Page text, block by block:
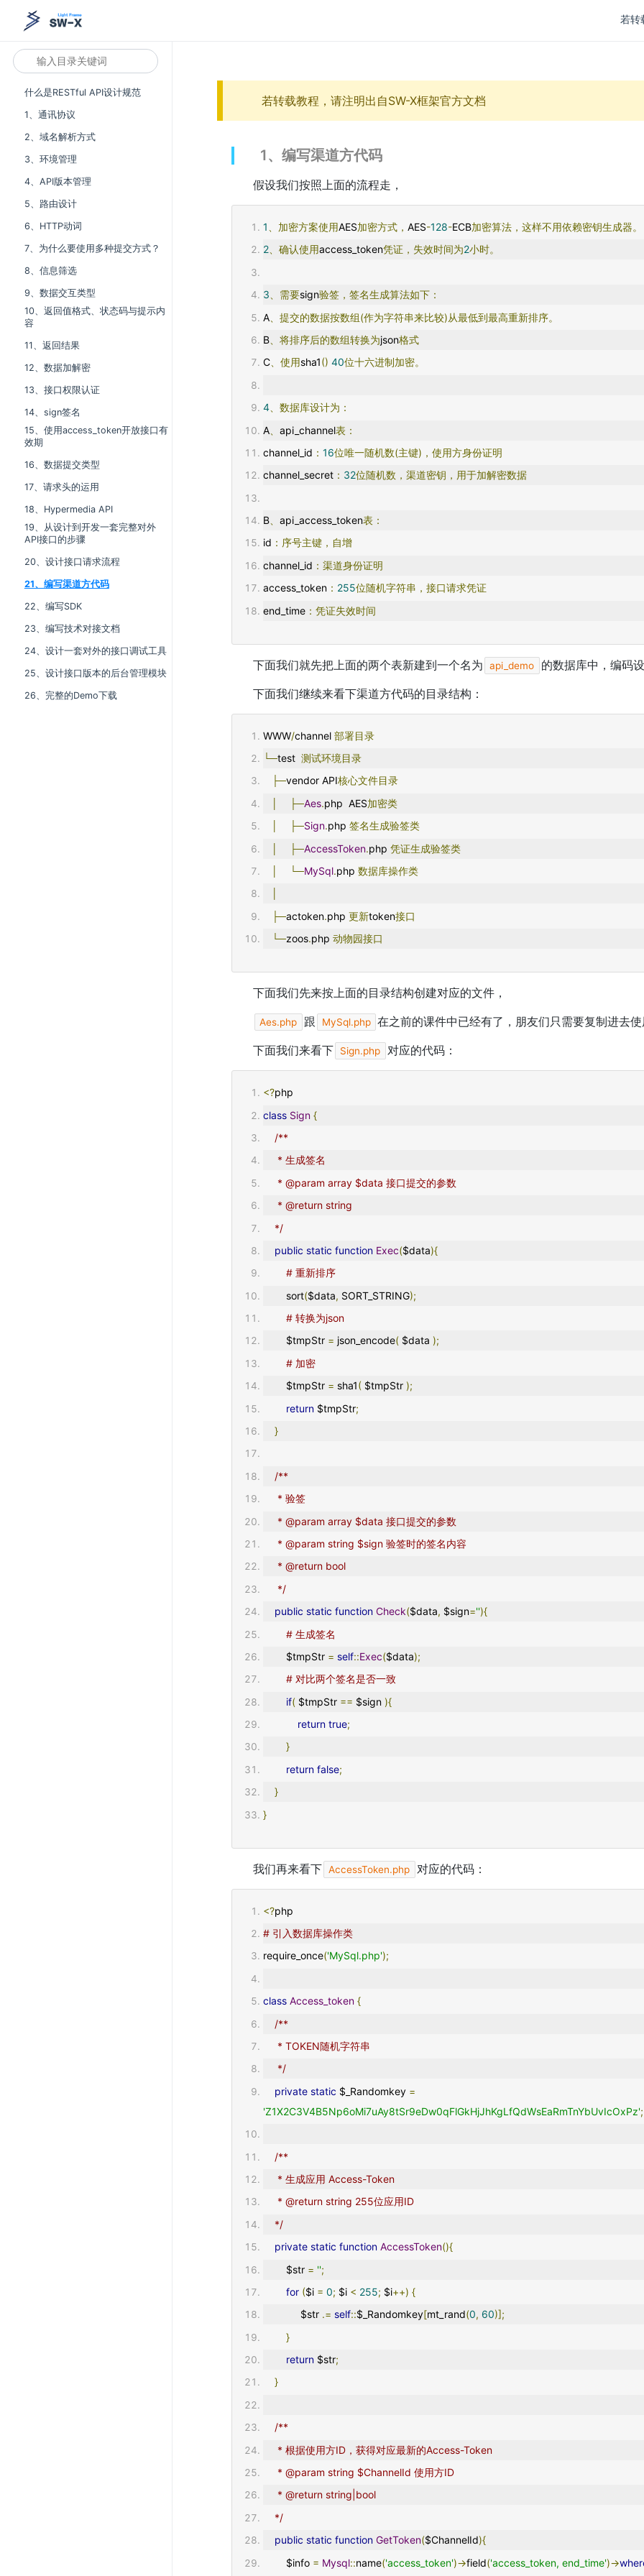
若转
什么是RESTful API设计规范
1、通讯协议
2、域名解析方式
3、环境管理
4、API版本管理
5、路由设计
6、HTTP动词
7、为什么要使用多种提交方式？
8、信息筛选
9、数据交互类型
10、返回值格式、状态码与提示内
容
11、返回结果
12、数据加解密
13、接口权限认证
14、sign签名
15、使用access_token开放接口有
效期
16、数据提交类型
17、请求头的运用
18、Hypermedia API
19、从设计到开发一套完整对外
API接口的步骤
20、设计接口请求流程
21、编写渠道方代码
22、编写SDK
23、编写技术对接文档
24、设计一套对外的接口调试工具
25、设计接口版本的后台管理模块
26、完整的Demo下载
若转载教程，请注明出自SW-X框架官方文档
1、编写渠道方代码
假设我们按照上面的流程走，
1 、加密方案使用AES加密方式，AES-128-ECB加密算法，这样不用依赖密钥生成器。
2 、确认使用access_token凭证，失效时间为2小时。
3 、需要sign验签，签名生成算法如下：
A 、提交的数据按数组(作为字符串来比较)从最低到最高重新排序。
B 、将排序后的数组转换为json格式
C 、使用sha1() 40位十六进制加密。
4 、数据库设计为：
A 、api_channel表：
channel_id ：16位唯一随机数(主键)，使用方身份证明
channel_secret ： 32位随机数，渠道密钥，用于加解密数据
B 、api_access_token表：
id ：序号主键，自增
channel_id ：渠道身份证明
access_token ： 255位随机字符串，接口请求凭证
end_time ：凭证失效时间
下面我们就先把上面的两个表新建到一个名为 api_demo
的数据库中，编码
下面我们继续来看下渠道方代码的目录结构：
WWW/channel 部署目录
└─test 测试环境目录
├─vendor API核心文件目录
├─Aes.php  AES加密类
├─Sign.php 签名生成验签类
├─AccessToken.php 凭证生成验签类
└─MySql.php 数据库操作类
├─actoken.php 更新token接口
└─zoos.php 动物园接口
下面我们先来按上面的目录结构创建对应的文件，
Aes.php 跟 MySql.php 在之前的课件中已经有了，朋友们只需要复制进去
下面我们来看下
Sign.php 对应的代码：
<?php
class Sign {
/**
     * 生成签名
     * @param array $data 接口提交的参数
     * @return string
    */
public static function Exec($data){
# 重新排序
        sort
($data, SORT_STRING);
# 转换为json
        $tmpStr
= json_encode( $data );
# 加密
        $tmpStr
= sha1( $tmpStr );
return $tmpStr;
}
/**
     * 验签
     * @param array $data 接口提交的参数
     * @param string $sign 验签时的签名内容
     * @return bool
     */
public static function Check($data, $sign=''){
# 生成签名
        $tmpStr
= self::Exec($data);
# 对比两个签名是否一致
if( $tmpStr == $sign ){
return true;
}
return false;
}
}
我们再来看下 AccessToken.php 对应的代码：
<?php
# 引入数据库操作类
require_once('MySql.php');
class Access_token {
/**
     * TOKEN随机字符串
     */
private static $_Randomkey =
'Z1X2C3V4B5Np6oMi7uAy8tSr9eDw0qFlGkHjJhKgLfQdWsEaRmTnYbUvIcOxPz';
/**
     * 生成应用 Access-Token
     * @return string 255位应用ID
    */
private static function AccessToken(){
        $str
= '';
for ($i = 0; $i < 255; $i++) {
             $str
.= self::$_Randomkey[mt_rand(0, 60)];
}
return $str;
}
/**
     * 根据使用方ID，获得对应最新的Access-Token
     * @param string $ChannelId 使用方ID
     * @return string|bool
    */
public static function GetToken($ChannelId){
        $info
= Mysql::name('access_token')->field('access_token, end_time')->